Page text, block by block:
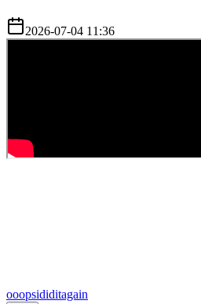
2026-07-04 11:36
ooopsididitagain